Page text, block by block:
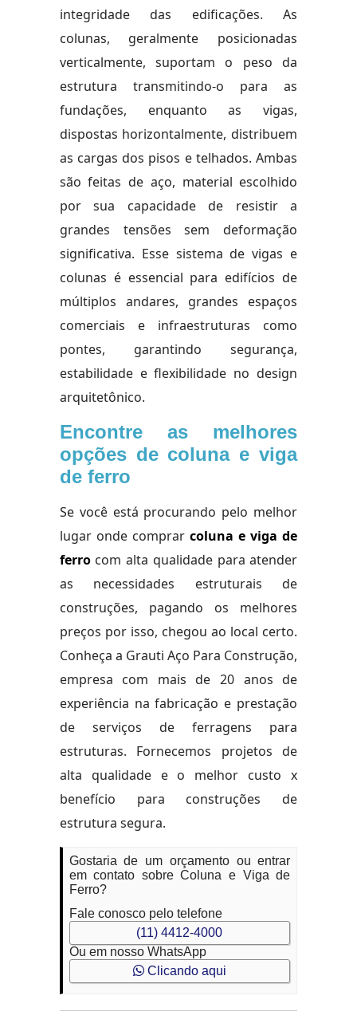
integridade das edificações. As
colunas, geralmente posicionadas
verticalmente, suportam o peso da
estrutura transmitindo-o para as
fundações, enquanto as vigas,
dispostas horizontalmente, distribuem
as cargas dos pisos e telhados. Ambas
são feitas de aço, material escolhido
por sua capacidade de resistir a
grandes tensões sem deformação
significativa. Esse sistema de vigas e
colunas é essencial para edifícios de
múltiplos andares, grandes espaços
comerciais e infraestruturas como
pontes, garantindo segurança,
estabilidade e flexibilidade no design
arquitetônico.
Encontre as melhores
opções de coluna e viga
de ferro
Se você está procurando pelo melhor
lugar onde comprar coluna e viga de
ferrocom alta qualidade para atender
as necessidades estruturais de
construções, pagando os melhores
preços por isso, chegou ao local certo.
Conheça a Grauti Aço Para Construção,
empresa com mais de 20 anos de
experiência na fabricação e prestação
de serviços de ferragens para
estruturas. Fornecemos projetos de
alta qualidade e o melhor custo x
benefício para construções de
estrutura segura.
Gostaria de um orçamento ou entrar
em contato sobre Coluna e Viga de
Ferro?
Fale conosco pelo telefone
(11) 4412-4000
Ou em nosso WhatsApp
Clicando aqui